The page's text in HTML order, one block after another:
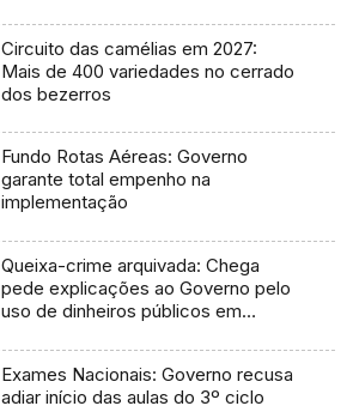
Circuito das camélias em 2027:
Mais de 400 variedades no cerrado
dos bezerros
Fundo Rotas Aéreas: Governo
garante total empenho na
implementação
Queixa-crime arquivada: Chega
pede explicações ao Governo pelo
uso de dinheiros públicos em
Exames Nacionais: Governo recusa
adiar início das aulas do 3º ciclo